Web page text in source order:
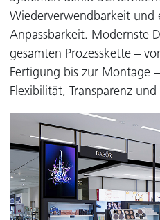
Wiederverwendbarkeit und
Anpassbarkeit. Modernste
gesamten Prozesskette –
Fertigung bis zur Montage
Flexibilität, Transparenz